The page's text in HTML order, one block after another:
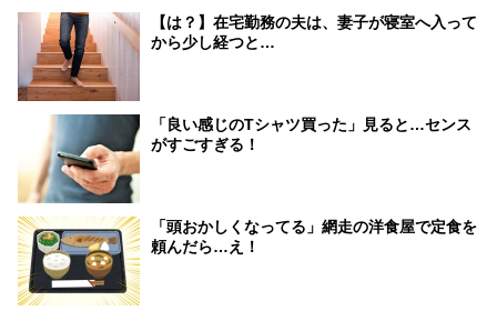
【は？】在宅勤務の夫は、妻子が寝室へ入って
から少し経つと…
「良い感じのTシャツ買った」見ると…センス
がすごすぎる！
「頭おかしくなってる」網走の洋食屋で定食を
頼んだら…え！